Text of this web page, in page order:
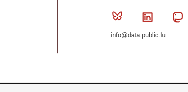
Bluesky Linkedin
info@data.public.lu